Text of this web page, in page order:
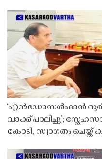
‘എൻഡോസൾഫാൻ
വാക്ക് പാലിച്ചു’;
കോടി, സ്വാഗതം ചെയ്ത്